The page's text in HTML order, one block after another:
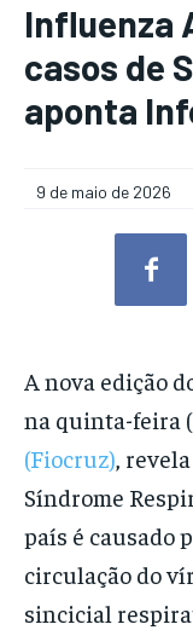
Influenza
casos de
aponta
9 de maio de 2026
A nova edição
na quinta-feira
(Fiocruz),
Síndrome
país é causado
circulação do
sincicial